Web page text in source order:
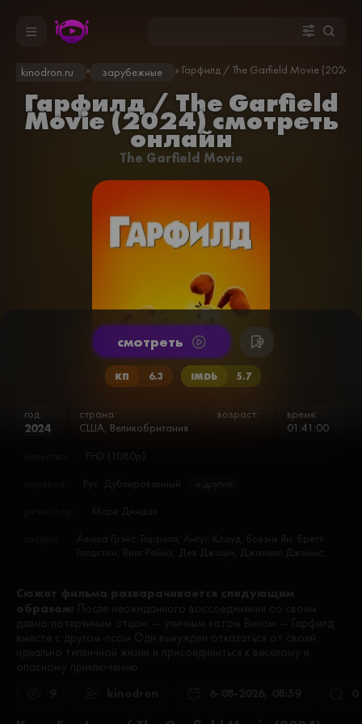
kinodron.ru » зарубежные » Гарфилд / The Garfield Movie (2024)
Гарфилд / The Garfield
Movie (2024) смотреть
онлайн
The Garfield Movie
Сюжет фильма разварачивается следующим
образом: После неожиданного воссоединения со своим
давно потерянным отцом — уличным котом Виком — Гарфилд
вместе с другом-псом Оди вынужден отказаться от своей
идеально тепличной жизни и присоединиться к весёлому и
опасному приключению.
cмотреть
КП 6.3 IMDb 5.7
год:
2024
страна:
США, Великобритания
возраст:
время:
01:41:00
FHD (1080p)
Марк Диндал
Рус. Дублированный
Алиша Грэйс Таррелл, Ангус Клауд, Бовэнь Ян, Бретт
Голдстин, Винг Реймз, Дев Джоши, Джанелл Джеймс,
Марк Диндал, Марк Кифер, Мелани Бонд, Мэтт
Риппи, Николас Холт, Сесили Стронг, Снуп Догг,
Сэмюэл Л. Джексон, Ханна Уэддингхэм, Харви Гильен,
Чана Кифер, Эрик Лорен